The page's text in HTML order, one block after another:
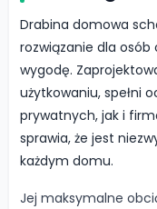
Drabina domowa
rozwiązanie dla
wygodę.
użytkowaniu, spełni
prywatnych, jak i
sprawia, że jest
każdym domu.
Jej maksymalne